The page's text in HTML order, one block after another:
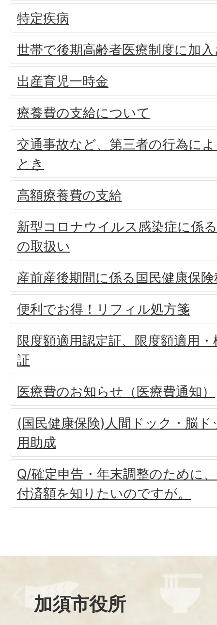
特定疾病
世帯で後期高齢者医療制度に加
出産育児一時金
療養費の支給について
交通事故など、第三者の行為に
とき
高額療養費の支給
新型コロナウイルス感染症に係
の取扱い
産前産後期間に係る国民健康保
便利でお得！リフィル処方箋
限度額適用認定証、限度額適用
証
医療費のお知らせ（医療費通知）
(国民健康保険)人間ドック・脳
用助成
Q/確定申告・年末調整のために
付済額を知りたいのですが。
加須市役所